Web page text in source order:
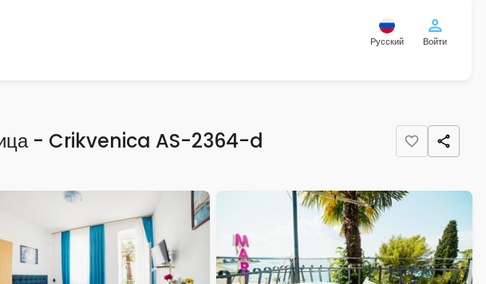
Русский Войти
- Crikvenica AS-2364-d